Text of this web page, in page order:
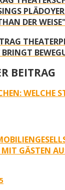
DER WEISE"
BEITRAG
WELCHE
MIT GÄSTEN